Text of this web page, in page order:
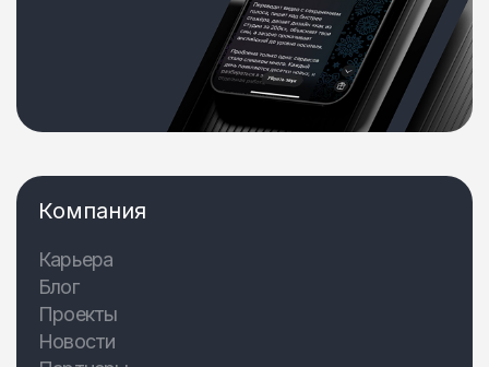
Компания
Карьера
Блог
Проекты
Новости